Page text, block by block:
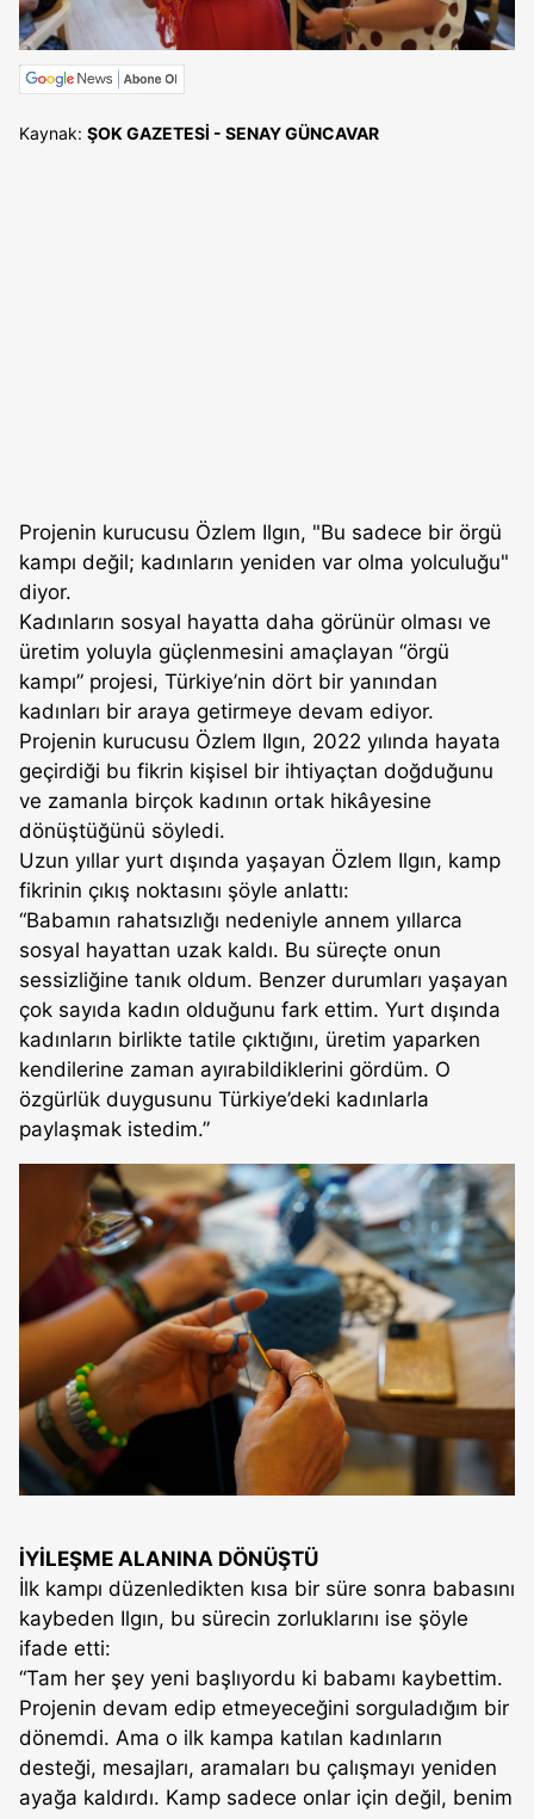
Kaynak: ŞOK GAZETESİ - SENAY GÜNCAVAR
Projenin kurucusu Özlem Ilgın, "Bu sadece bir örgü
kampı değil; kadınların yeniden var olma yolculuğu"
diyor.
Kadınların sosyal hayatta daha görünür olması ve
üretim yoluyla güçlenmesini amaçlayan “örgü
kampı” projesi, Türkiye’nin dört bir yanından
kadınları bir araya getirmeye devam ediyor.
Projenin kurucusu Özlem Ilgın, 2022 yılında hayata
geçirdiği bu fikrin kişisel bir ihtiyaçtan doğduğunu
ve zamanla birçok kadının ortak hikâyesine
dönüştüğünü söyledi.
Uzun yıllar yurt dışında yaşayan Özlem Ilgın, kamp
fikrinin çıkış noktasını şöyle anlattı:
“Babamın rahatsızlığı nedeniyle annem yıllarca
sosyal hayattan uzak kaldı. Bu süreçte onun
sessizliğine tanık oldum. Benzer durumları yaşayan
çok sayıda kadın olduğunu fark ettim. Yurt dışında
kadınların birlikte tatile çıktığını, üretim yaparken
kendilerine zaman ayırabildiklerini gördüm. O
özgürlük duygusunu Türkiye’deki kadınlarla
paylaşmak istedim.”
İYİLEŞME ALANINA DÖNÜŞTÜ
İlk kampı düzenledikten kısa bir süre sonra babasını
kaybeden Ilgın, bu sürecin zorluklarını ise şöyle
ifade etti:
“Tam her şey yeni başlıyordu ki babamı kaybettim.
Projenin devam edip etmeyeceğini sorguladığım bir
dönemdi. Ama o ilk kampa katılan kadınların
desteği, mesajları, aramaları bu çalışmayı yeniden
ayağa kaldırdı. Kamp sadece onlar için değil, benim